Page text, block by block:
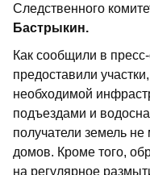
Следственного
Бастрыкин.
Как сообщили в
предоставили
необходимой
подъездами и
получатели земель не
домов. Кроме того,
на регулярное